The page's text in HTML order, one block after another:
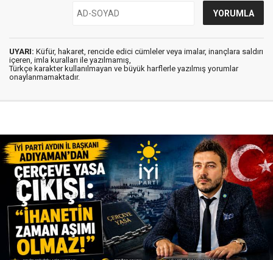
UYARI: Küfür, hakaret, rencide edici cümleler veya imalar, inançlara saldırı
içeren, imla kuralları ile yazılmamış,
Türkçe karakter kullanılmayan ve büyük harflerle yazılmış yorumlar
onaylanmamaktadır.